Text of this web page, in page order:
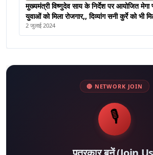
मुख्यमंत्री विष्णुदेव साय के निर्देश पर आयोजित
युवाओं को मिला रोजगार,, दिव्यांग सनी कुर्रे को भी
पूरे
2 जुलाई 2024
🔴 NETWORK JOIN
🎙️